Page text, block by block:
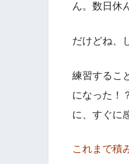
ん。数日休
だけどね、
練習するこ
になった！
に、すぐに
これまで積